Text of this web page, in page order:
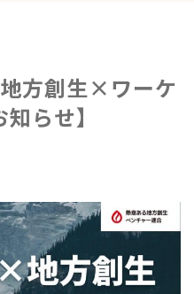
方創生×ワーケ
らせ】